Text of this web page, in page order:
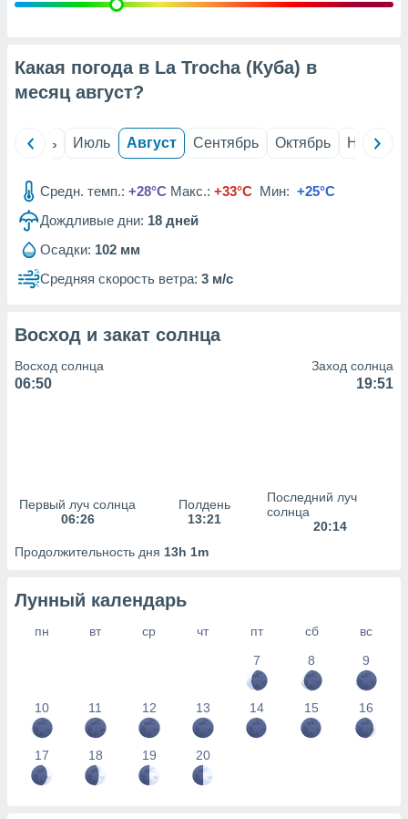
данных
рекламы
сведения
Какая погода в La Trocha (Куба) в
месяц август?
Июнь Июль Август Сентябрь Октябрь Ноябрь
Средн. темп.: +28°C Макс.: +33°C Мин: +25°C
Дождливые дни: 18 дней
Осадки: 102 мм
Средняя скорость ветра: 3 м/с
Восход и закат солнца
Восход солнца
06:50
Заход солнца
19:51
Первый луч солнца
06:26
Полдень
13:21
Последний луч
солнца
20:14
Продолжительность дня 13h 1m
Лунный календарь
пн вт ср чт пт сб
вс
7
8 9
10 11 12 13 14 15 16
17 18 19 20